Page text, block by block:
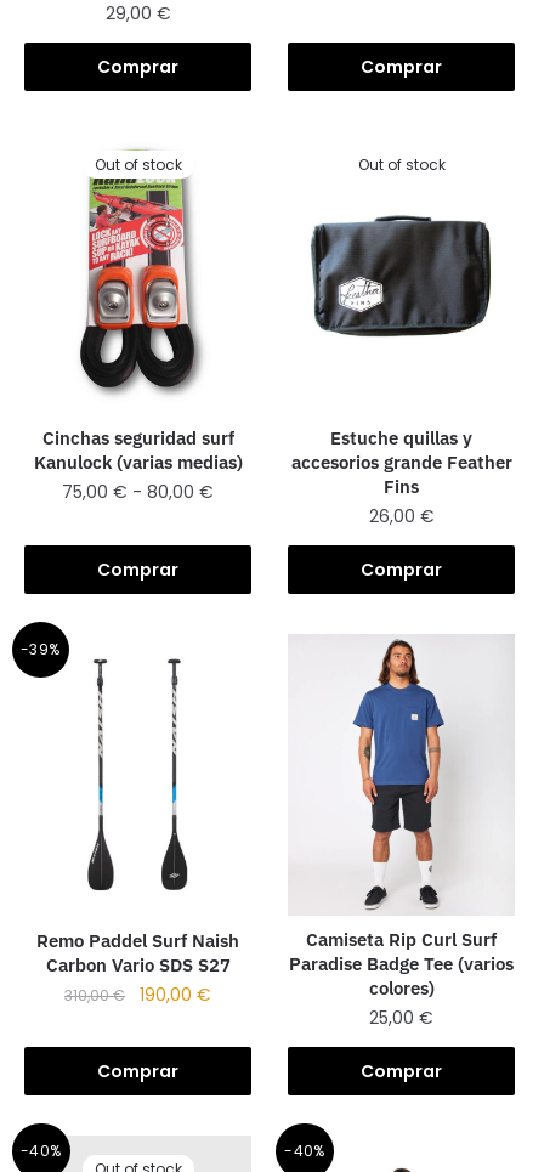
29,00 €
Comprar Comprar
Out of stock
Cinchas seguridad surf
Kanulock (varias medias)
75,00€ - 80,00€
Comprar
Out of stock
Estuche quillas y
accesorios grande Feather
Fins
26,00 €
Comprar
-39%
Remo Paddel Surf Naish
Carbon Vario SDS S27
310,00€ 190,00€
Comprar
Camiseta Rip Curl Surf
Paradise Badge Tee (varios
colores)
25,00€
Comprar
-40%
-40%